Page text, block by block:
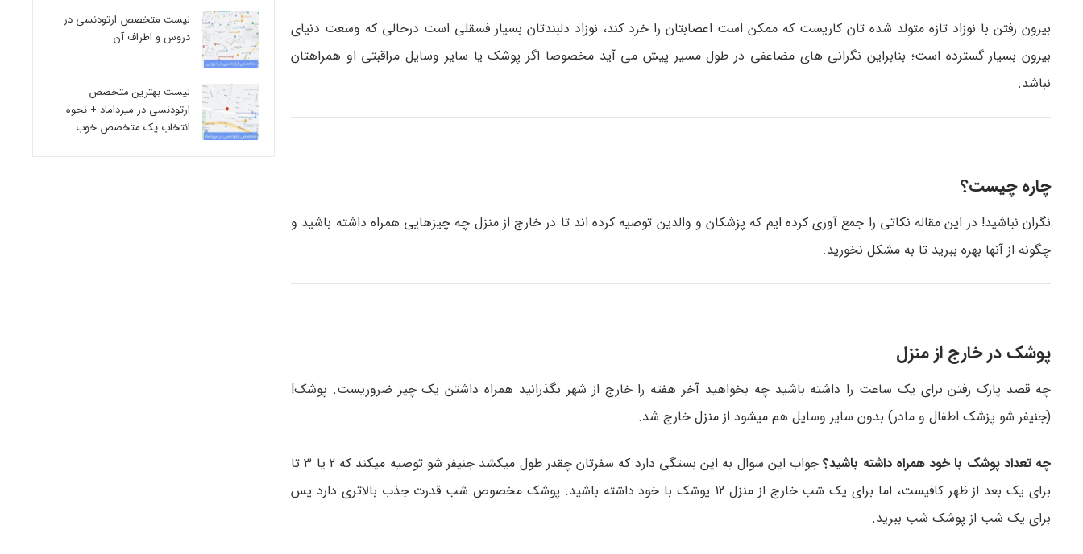
بیرون رفتن با نوزاد تازه متولد شده تان کاریست که ممکن است اعصابتان را خرد کند، نوزاد دلبندتان بسیار فسقلی است درحالی که وسعت دنیای
بیرون بسیار گسترده است؛ بنابراین نگرانی های مضاعفی در طول مسیر پیش می آید مخصوصا اگر پوشک یا سایر وسایل مراقبتی او همراهتان
نباشد.
چاره چیست؟
نگران نباشید! در این مقاله نکاتی را جمع آوری کرده ایم که پزشکان و والدین توصیه کرده اند تا در خارج از منزل چه چیزهایی همراه داشته باشید و
چگونه از آنها بهره ببرید تا به مشکل نخورید.
پوشک در خارج از منزل
چه قصد پارک رفتن برای یک ساعت را داشته باشید چه بخواهید آخر هفته را خارج از شهر بگذرانید همراه داشتن یک چیز ضروریست. پوشک!
(جنیفر شو پزشک اطفال و مادر) بدون سایر وسایل هم میشود از منزل خارج شد.
چه تعداد پوشک با خود همراه داشته باشید؟
جواب این سوال به این بستگی دارد که سفرتان چقدر طول میکشد جنیفر شو توصیه میکند که 2 یا 3 تا
برای یک بعد از ظهر کافیست، اما برای یک شب خارج از منزل 12 پوشک با خود داشته باشید. پوشک مخصوص شب قدرت جذب بالاتری دارد پس
برای یک شب از پوشک شب ببرید.
لیست متخصص ارتودنسی در
دروس و اطراف آن
لیست بهترین متخصص
ارتودنسی در میرداماد + نحوه
انتخاب یک متخصص خوب